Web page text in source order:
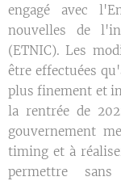
engagé avec
nouvelles de
(ETNIC). Les
être effectuées
plus finement et
la rentrée de
gouvernement
timing et à
permettre